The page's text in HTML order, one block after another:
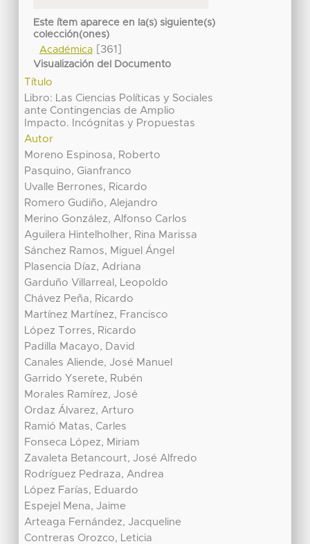
Este ítem aparece en la(s) siguiente(s)
colección(ones)
Académica[361]
Visualización del Documento
Título
Libro: Las Ciencias Políticas y Sociales
ante Contingencias de Amplio
Impacto. Incógnitas y Propuestas
Autor
Moreno Espinosa, Roberto
Pasquino, Gianfranco
Uvalle Berrones, Ricardo
Romero Gudiño, Alejandro
Merino González, Alfonso Carlos
Aguilera Hintelholher, Rina Marissa
Sánchez Ramos, Miguel Ángel
Plasencia Díaz, Adriana
Garduño Villarreal, Leopoldo
Chávez Peña, Ricardo
Martínez Martínez, Francisco
López Torres, Ricardo
Padilla Macayo, David
Canales Aliende, José Manuel
Garrido Yserete, Rubén
Morales Ramírez, José
Ordaz Álvarez, Arturo
Ramió Matas, Carles
Fonseca López, Miriam
Zavaleta Betancourt, José Alfredo
Rodríguez Pedraza, Andrea
López Farías, Eduardo
Espejel Mena, Jaime
Arteaga Fernández, Jacqueline
Contreras Orozco, Leticia